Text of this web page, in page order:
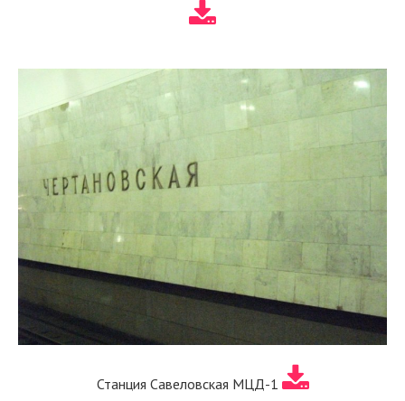
Станция Савеловская МЦД-1